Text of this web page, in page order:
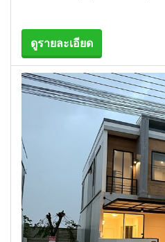
ดูรายละเอียด